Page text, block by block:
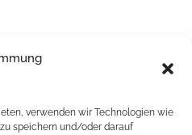
verwenden wir Technologien wie
speichern und/oder darauf
mit abnehmbaren